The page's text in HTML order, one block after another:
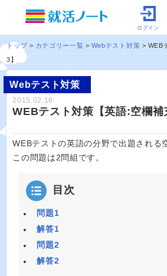
ログイン
トップ カテゴリー一覧 Webテスト対策
WEB
3】
Webテスト対策
2015.02.16
WEBテスト対策【英語:空欄補
WEBテストの英語の分野で出題される
この問題は2問組です。
目次
問題1
解答1
問題2
解答2